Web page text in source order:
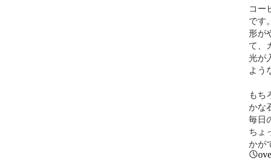
コー
です。
形が
て、
光が
よう
もち
かな
毎日
ちょ
かが